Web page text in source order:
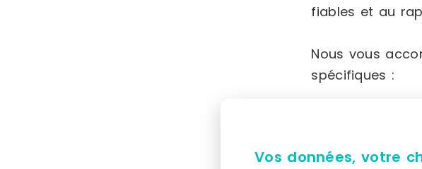
fiables et au
Nous vous
spécifiques :
fruits et
sortie de
Vos données, votre